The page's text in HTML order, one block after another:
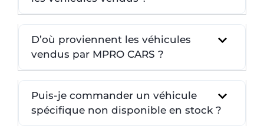
D’où proviennent les véhicules
vendus par MPRO CARS ?
Puis-je commander un véhicule
spécifique non disponible en stock ?